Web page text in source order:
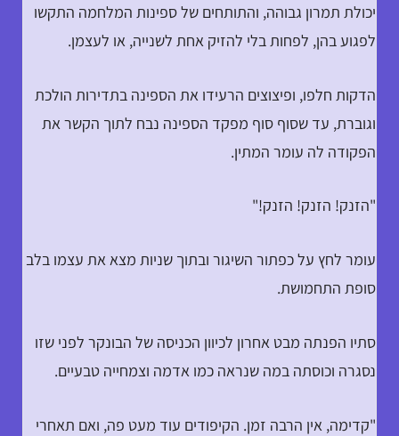
יכולת תמרון גבוהה, והתותחים של ספינות המלחמה התקשו
לפגוע בהן, לפחות בלי להזיק אחת לשנייה, או לעצמן.
הדקות חלפו, ופיצוצים הרעידו את הספינה בתדירות הולכת
וגוברת, עד שסוף סוף מפקד הספינה נבח לתוך הקשר את
הפקודה לה עומר המתין.
"הזנק! הזנק! הזנק!"
עומר לחץ על כפתור השיגור ובתוך שניות מצא את עצמו בלב
סופת התחמושת.
סתיו הפנתה מבט אחרון לכיוון הכניסה של הבונקר לפני שזו
נסגרה וכוסתה במה שנראה כמו אדמה וצמחייה טבעיים.
"קדימה, אין הרבה זמן. הקיפודים עוד מעט פה, ואם תאחרי